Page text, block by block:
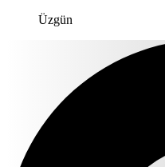
Üzgün